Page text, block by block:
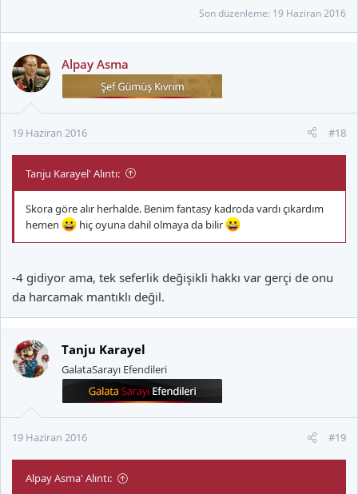
Son düzenleme: 19 Haziran 2016
Alpay Asma
19 Haziran 2016 #18
Tanju Karayel' Alıntı:
Skora göre alır herhalde. Benim fantasy kadroda vardı çıkardım
hemen
hiç oyuna dahil olmaya da bilir
-4 gidiyor ama, tek seferlik değişikli hakkı var gerçi de onu
da harcamak mantıklı değil.
Tanju Karayel
GalataSarayı Efendileri
19 Haziran 2016 #19
Alpay Asma' Alıntı: